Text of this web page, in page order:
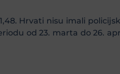
Hrvati nisu imali
od 23. marta do 26.